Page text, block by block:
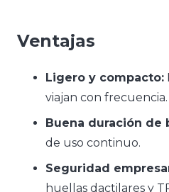
Ventajas
Ligero y compacto:
viajan con frecuencia.
Buena duración de
de uso continuo.
Seguridad
huellas dactilares y